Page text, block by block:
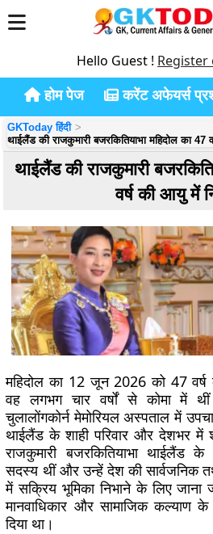
Hello Guest ! Register
होम पेज करेंट अफेयर्स
GKToday हिंदी
थाईलैंड की राजकुमारी बजरकितियाभा महिदोल का 47
थाईलैंड की राजकुमारी
वर्ष की आयु में
महिदोल का 12 जून 2026 को 47
वह लगभग चार वर्षों से कोमा में
चुलालोंगकोर्न मेमोरियल अस्पताल में
थाईलैंड के शाही परिवार और देशभर
राजकुमारी बजरकितियाभा थाईलैंड
सदस्य थीं और उन्हें देश की सार्वजनिक
में सक्रिय भूमिका निभाने के लिए जाना
मानवाधिकार और सामाजिक कल्याण के
दिया था।